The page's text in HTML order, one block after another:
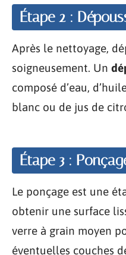
Étape 2 :
Après le nettoyage,
soigneusement. Un
composé d’eau,
blanc ou de jus de
Étape 3 :
Le ponçage est une
obtenir une surface
verre à grain moyen
éventuelles couches